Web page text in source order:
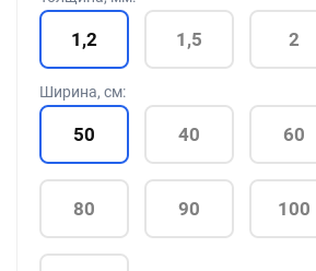
1,2 1,5 2
Ширина, см:
50 40 60
80 90 100